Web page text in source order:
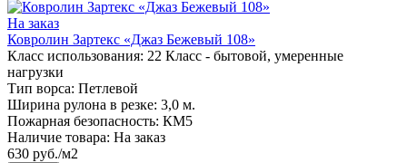
На заказ
Ковролин Зартекс «Джаз Бежевый 108»
Класс использования: 22 Класс - бытовой, умеренные
нагрузки
Тип ворса: Петлевой
Ширина рулона в резке: 3,0 м.
Пожарная безопасность: КМ5
Наличие товара: На заказ
630 руб./м2